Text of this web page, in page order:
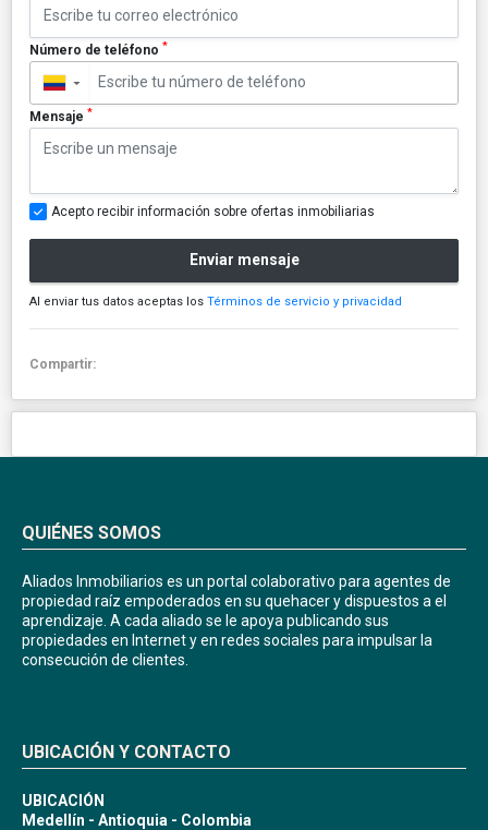
Número de teléfono *
▼
Mensaje *
Acepto recibir información sobre ofertas inmobiliarias
Enviar mensaje
Al enviar tus datos aceptas los Términos de servicio y privacidad
Compartir:
QUIÉNES SOMOS
Aliados Inmobiliarios es un portal colaborativo para agentes de
propiedad raíz empoderados en su quehacer y dispuestos a el
aprendizaje. A cada aliado se le apoya publicando sus
propiedades en Internet y en redes sociales para impulsar la
consecución de clientes.
UBICACIÓN Y CONTACTO
UBICACIÓN
Medellín - Antioquia - Colombia